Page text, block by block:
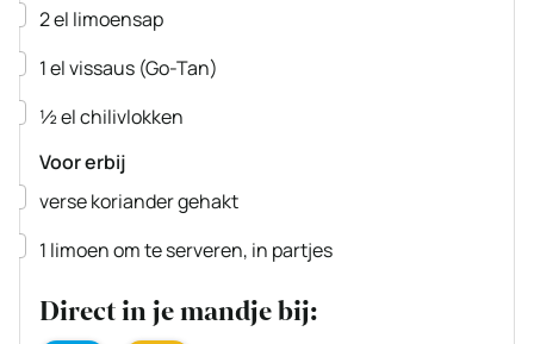
▢
2el limoensap
▢
1elvissaus (Go-Tan)
▢
½elchilivlokken
Voor erbij
▢
verse koriandergehakt
▢
1 limoenom te serveren, in partjes
Direct in je mandje bij: